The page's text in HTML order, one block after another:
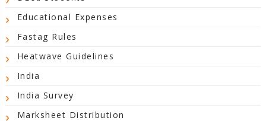
Educational Expenses
Fastag Rules
Heatwave Guidelines
India
India Survey
Marksheet Distribution